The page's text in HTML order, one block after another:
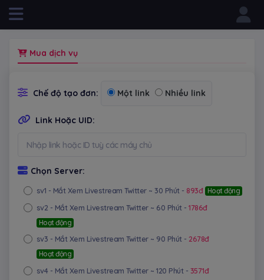
Mua dịch vụ
Chế độ tạo đơn: Một link Nhiều link
Link Hoặc UID:
Chọn Server:
sv1 - Mắt Xem Livestream Twitter ~ 30 Phút - 893đ Hoạt động
sv2 - Mắt Xem Livestream Twitter ~ 60 Phút - 1786đ
Hoạt động
sv3 - Mắt Xem Livestream Twitter ~ 90 Phút - 2678đ
Hoạt động
sv4 - Mắt Xem Livestream Twitter ~ 120 Phút - 3571đ